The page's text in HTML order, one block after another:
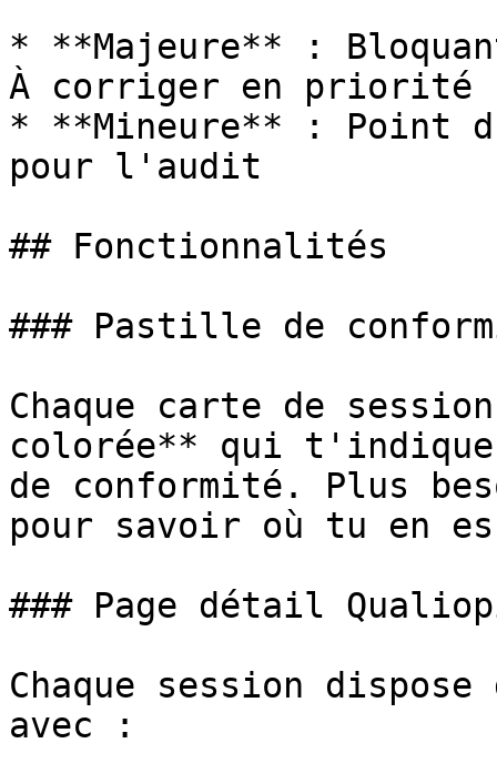
* **Majeure** :
À corriger en priorité
* **Mineure** : Point
pour l'audit
## Fonctionnalités
### Pastille de
Chaque carte de
colorée** qui t'indique
de conformité. Plus
pour savoir où tu en
### Page détail
Chaque session
avec :